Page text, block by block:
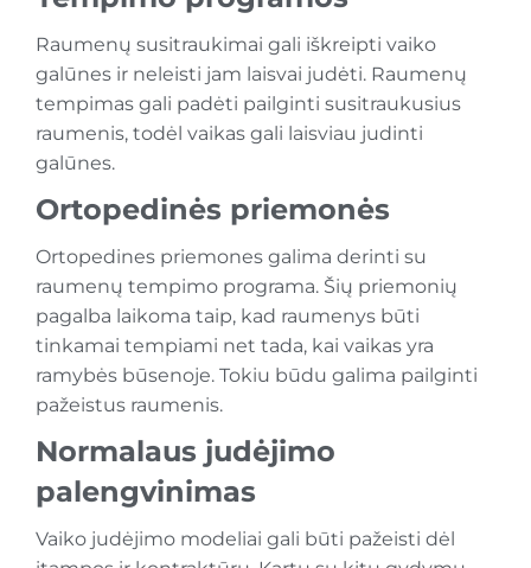
Raumenų susitraukimai gali iškreipti vaiko
galūnes ir neleisti jam laisvai judėti. Raumenų
tempimas gali padėti pailginti susitraukusius
raumenis, todėl vaikas gali laisviau judinti
galūnes.
Ortopedinės priemonės
Ortopedines priemones galima derinti su
raumenų tempimo programa. Šių priemonių
pagalba laikoma taip, kad raumenys būti
tinkamai tempiami net tada, kai vaikas yra
ramybės būsenoje. Tokiu būdu galima pailginti
pažeistus raumenis.
Normalaus judėjimo
palengvinimas
Vaiko judėjimo modeliai gali būti pažeisti dėl